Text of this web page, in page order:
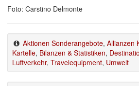
Foto: Carstino Delmonte
Aktionen Sonderangebote, Allianzen
Kartelle, Bilanzen & Statistiken,
Luftverkehr, Travelequipment, Umwelt